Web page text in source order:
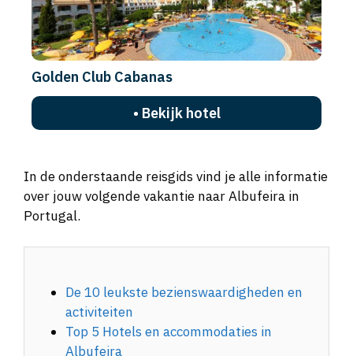
Golden Club Cabanas
• Bekijk hotel
In de onderstaande reisgids vind je alle informatie
over jouw volgende vakantie naar Albufeira in
Portugal.
De 10 leukste bezienswaardigheden en
activiteiten
Top 5 Hotels en accommodaties in
Albufeira